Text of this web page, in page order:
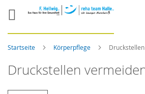
Startseite Körperpflege
Druckstellen